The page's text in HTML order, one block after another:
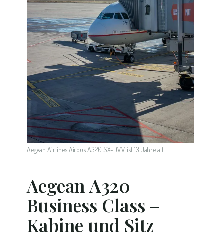
Aegean Airlines Airbus A320 SX-DVV ist 13 Jahre alt
Aegean A320
Business Class –
Kabine und Sitz